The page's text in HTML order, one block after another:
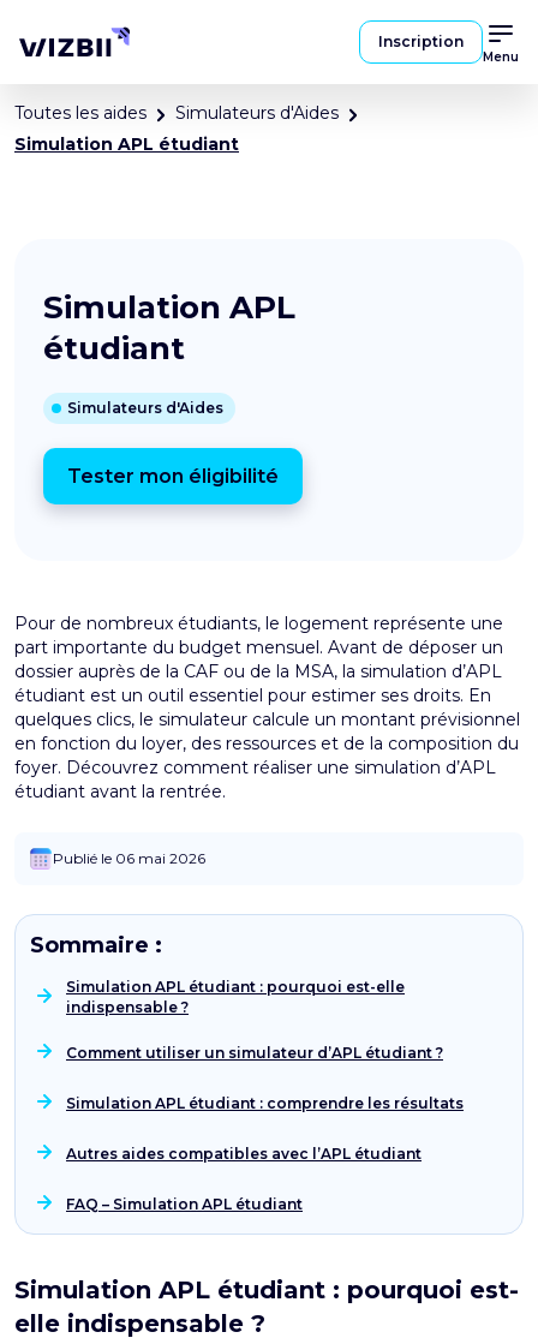
Inscription
Menu
Toutes les aides
Simulateurs d'Aides
Simulation APL étudiant
Simulation APL
étudiant
Simulateurs d'Aides
Tester mon éligibilité
Pour de nombreux étudiants, le logement représente une
part importante du budget mensuel. Avant de déposer un
dossier auprès de la CAF ou de la MSA, la simulation d’APL
étudiant est un outil essentiel pour estimer ses droits. En
quelques clics, le simulateur calcule un montant prévisionnel
en fonction du loyer, des ressources et de la composition du
foyer. Découvrez comment réaliser une simulation d’APL
étudiant avant la rentrée.
Publié le 06 mai 2026
Sommaire :
Simulation APL étudiant : pourquoi est-elle
indispensable ?
Comment utiliser un simulateur d’APL étudiant ?
Simulation APL étudiant : comprendre les résultats
Autres aides compatibles avec l’APL étudiant
FAQ – Simulation APL étudiant
Simulation APL étudiant : pourquoi est-
elle indispensable ?